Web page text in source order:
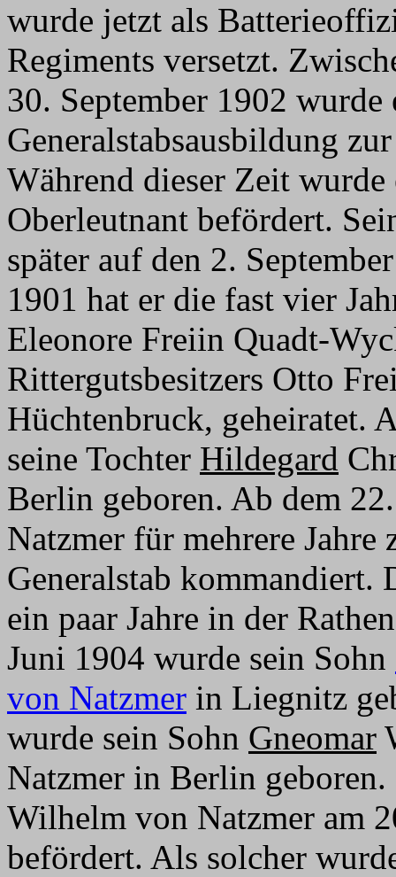
wurde jetzt als
Regiments versetzt.
30. September 1902 wurde
Generalstabsausbildung
Während dieser Zeit
Oberleutnant befördert.
später auf den 2.
1901 hat er die fast vier
Eleonore Freiin Quadt-
Rittergutsbesitzers Otto
Hüchtenbruck, geheiratet.
seine Tochter Hildegard
Berlin geboren. Ab dem
Natzmer für mehrere
Generalstab kommandiert.
ein paar Jahre in der
Juni 1904 wurde sein Sohn
von Natzmer in Liegnitz
wurde sein Sohn Gneomar
Natzmer in Berlin
Wilhelm von Natzmer am
befördert. Als solcher